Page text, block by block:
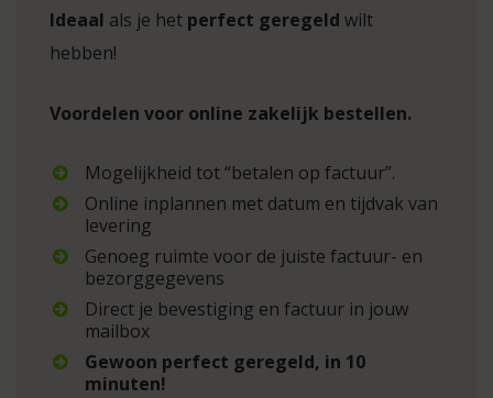
Ideaal als je het perfect geregeld wilt
hebben!
Voordelen voor online zakelijk bestellen.
Mogelijkheid tot “betalen op factuur”.
Online inplannen met datum en tijdvak van
levering
Genoeg ruimte voor de juiste factuur- en
bezorggegevens
Direct je bevestiging en factuur in jouw
mailbox
Gewoon perfect geregeld, in 10
minuten!